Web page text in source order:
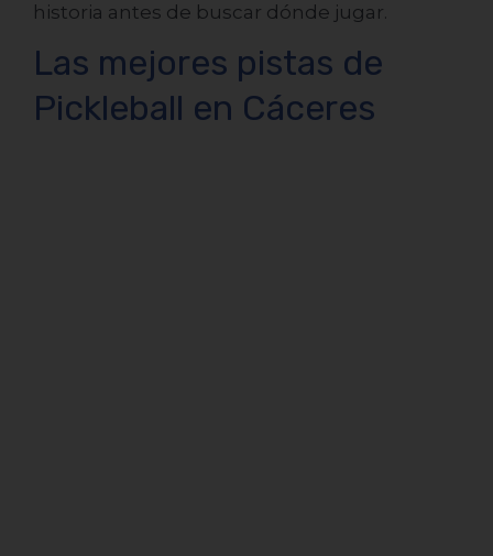
historia antes de buscar dónde jugar.
Las mejores pistas de
Pickleball en Cáceres